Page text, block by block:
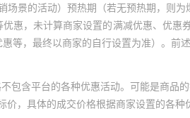
场景的活动）预热期（若无预热期，则
惠，未计算商家设置的满减优惠、优
等，最终以商家的自行设置为准）。
包含平台的各种优惠活动。可能是商品
，具体的成交价格根据商家设置的各种